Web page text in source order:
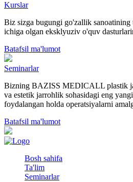
Kurslar
Biz sizga bugungi go'zallik
ichiga olgan eksklyuziv o'quv
Batafsil ma'lumot
Seminarlar
Bizning BAZISS MEDICALL plastik
va estetik jarrohlik sohasidagi eng
foydalangan holda operatsiyalarni
Batafsil ma'lumot
Bosh sahifa
Ta'lim
Seminarlar